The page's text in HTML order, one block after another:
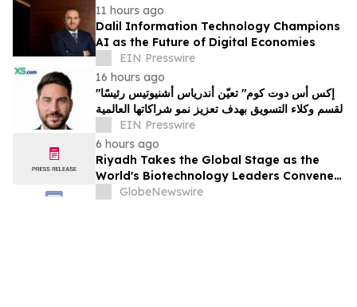
11 hours ago
Dalil Information Technology Champions
AI as the Future of Digital Economies
EIN Presswire
16 hours ago
"إكس أس دوت كوم" تعيّن أندرياس أشنيوتيس رئيسًا
لقسم وكلاء التسويق بهدف تعزيز نمو شراكاتها العالمية
EIN Presswire
6 hours ago
Riyadh Takes the Global Stage as the
World's Biotechnology Leaders Convene
for the Riyadh Global Medical
GlobeNewswire